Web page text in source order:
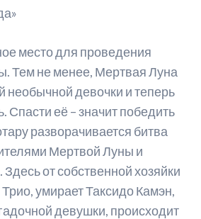
место для проведения
Тем не менее, Мертвая Луна
необычной девочки и теперь
Спасти её – значит победить
разворачивается битва
Мертвой Луны и
от собственной хозяйки
умирает Таксидо Камэн,
девушки, происходит